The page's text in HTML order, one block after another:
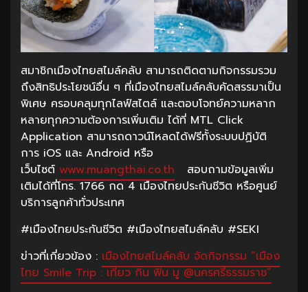
สมาชิกเมืองไทยสไมล์คลับ สามารถติดตามกิจกรรมรวม
ถึงสิทธิประโยชน์อื่น ๆ ที่เมืองไทยสไมล์คลับคัดสรรมาเป็น
พิเศษ ครอบคลุมทุกไลฟ์สไตล์ และตอบโจทย์ความหลาก
หลายทุกความต้องการเพิ่มเติม ได้ที่ MTL Click
Application สามารถดาวน์โหลดได้ฟรีทั้งระบบปฏิบัติ
การ iOS และ Android หรือ
เว็บไซต์ www.muangthai.co.th สอบถามข้อมูลเพิ่ม
เติมได้ที่โทร. 1766 กด 4 เมืองไทยประกันชีวิต หรือศูนย์
บริการลูกค้าทั่วประเทศ
#เมืองไทยประกันชีวิต #เมืองไทยสไมล์คลับ #SEKI
ข่าวที่เกี่ยวข้อง : เมืองไทยสไมล์คลับ จัดกิจกรรม “เมือง
ไทย Smile Trip : เที่ยว กิน ฟิน มู @นครศรีธรรมราช”